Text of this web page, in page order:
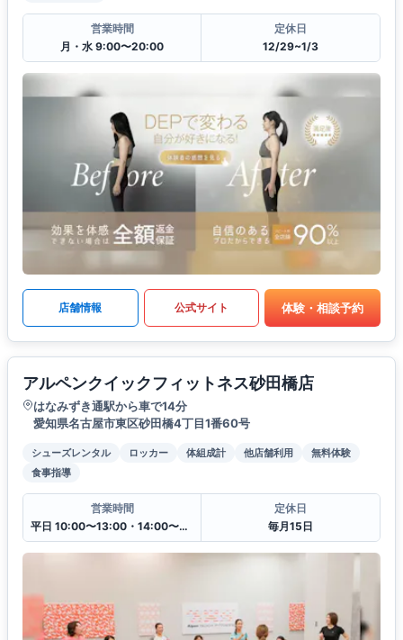
営業時間
月・水 9:00〜20:00
定休日
12/29~1/3
店舗情報 公式サイト 体験・相談予約
アルペンクイックフィットネス砂田橋店
はなみずき通駅から車で14分
愛知県名古屋市東区砂田橋4丁目1番60号
シューズレンタル ロッカー 体組成計 他店舗利用
無料体験
食事指導
営業時間
平日 10:00〜13:00・14:00〜20:30
定休日
毎月15日